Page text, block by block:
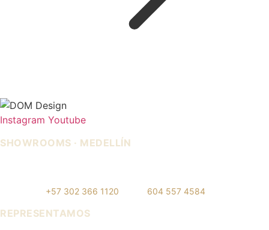
Instagram Youtube
SHOWROOMS · MEDELLÍN
+57 302 366 1120 604 557 4584
REPRESENTAMOS